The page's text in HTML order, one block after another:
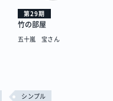
第29期
竹の部屋
五十嵐 宝さん
シンプル